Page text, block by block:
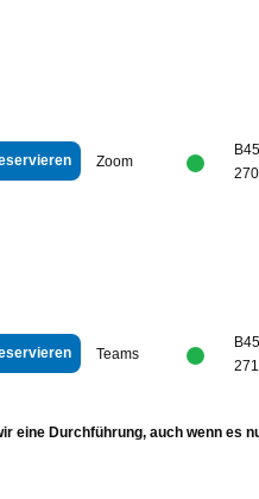
Zoom
Teams
eine Durchführung, auch wenn es